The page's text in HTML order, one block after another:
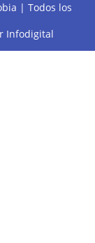
| Todos los
Infodigital